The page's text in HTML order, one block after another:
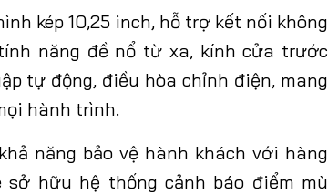
kép 10,25 inch, hỗ trợ kết nối không
năng đề nổ từ xa, kính cửa trước
tự động, điều hòa chỉnh điện, mang
hành trình.
năng bảo vệ hành khách với hàng
hữu hệ thống cảnh báo điểm mù